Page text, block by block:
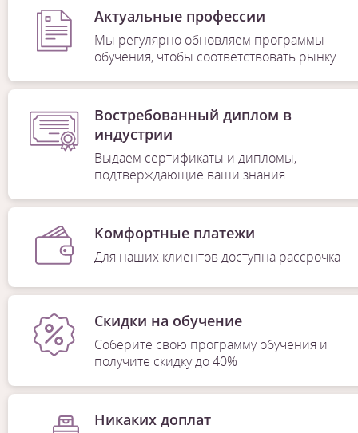
Актуальные профессии
Мы регулярно обновляем программы
обучения, чтобы соответствовать рынку
Востребованный диплом в
индустрии
Выдаем сертификаты и дипломы,
подтверждающие ваши знания
Комфортные платежи
Для наших клиентов доступна рассрочка
Скидки на обучение
Соберите свою программу обучения и
получите скидку до 40%
Никаких доплат